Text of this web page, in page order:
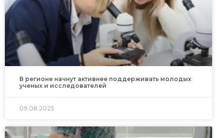
В регионе начнут активнее поддерживать молодых
ученых и исследователей
09.08.2025